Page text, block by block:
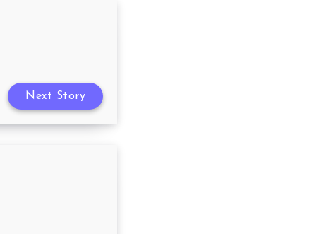
Next Story